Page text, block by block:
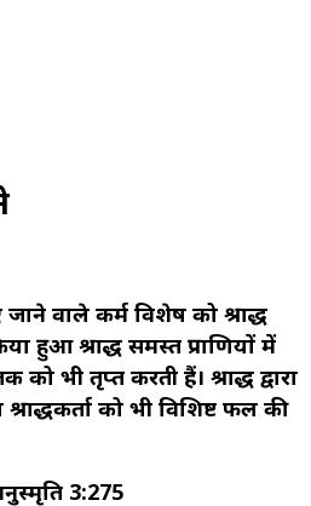
वाले कर्म विशेष को श्राद्ध
हुआ श्राद्ध समस्त प्राणियों में
भी तृप्त करती हैं। श्राद्ध द्वारा
को भी विशिष्ट फल की
3:275